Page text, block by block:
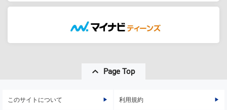
Page Top
このサイトについて 利用規約